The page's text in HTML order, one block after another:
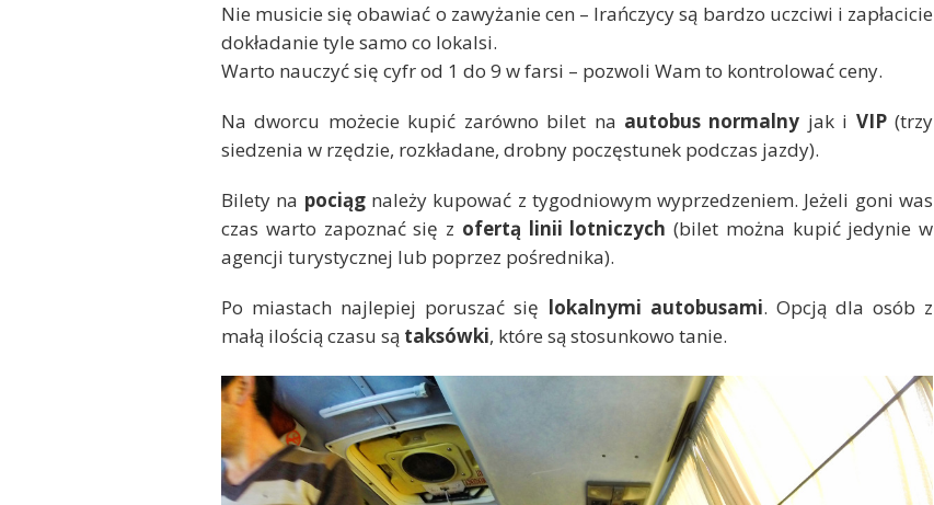
Nie musicie się obawiać o zawyżanie cen – Irańczycy są bardzo uczciwi i zapłacicie
dokładanie tyle samo co lokalsi.
Warto nauczyć się cyfr od 1 do 9 w farsi – pozwoli Wam to kontrolować ceny.
Na dworcu możecie kupić zarówno bilet na autobus normalny jak i VIP(trzy
siedzenia w rzędzie, rozkładane, drobny poczęstunek podczas jazdy).
Bilety na pociągnależy kupować z tygodniowym wyprzedzeniem. Jeżeli goni was
czas warto zapoznać się z ofertą linii lotniczych (bilet można kupić jedynie w
agencji turystycznej lub poprzez pośrednika).
Po miastach najlepiej poruszać się lokalnymi autobusami. Opcją dla osób z
małą ilością czasu są taksówki, które są stosunkowo tanie.